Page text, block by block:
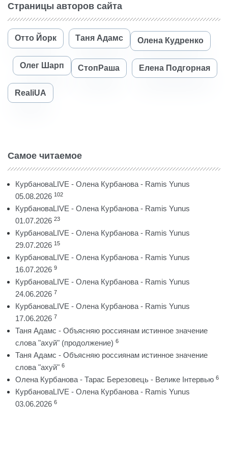
Страницы авторов сайта
Отто Йорк Таня Адамс Олена Кудренко
Олег Шарп СтопРаша Елена Подгорная
RealiUA
Самое читаемое
КурбановаLIVE - Олена Курбанова - Ramis Yunus
05.08.2026 102
КурбановаLIVE - Олена Курбанова - Ramis Yunus
01.07.2026 23
КурбановаLIVE - Олена Курбанова - Ramis Yunus
29.07.2026 15
КурбановаLIVE - Олена Курбанова - Ramis Yunus
16.07.2026 9
КурбановаLIVE - Олена Курбанова - Ramis Yunus
24.06.2026 7
КурбановаLIVE - Олена Курбанова - Ramis Yunus
17.06.2026 7
Таня Адамс - Объясняю россиянам истинное значение
слова "ахуй" (продолжение) 6
Таня Адамс - Объясняю россиянам истинное значение
слова "ахуй" 6
Олена Курбанова - Тарас Березовець - Велике Інтервью 6
КурбановаLIVE - Олена Курбанова - Ramis Yunus
03.06.2026 6